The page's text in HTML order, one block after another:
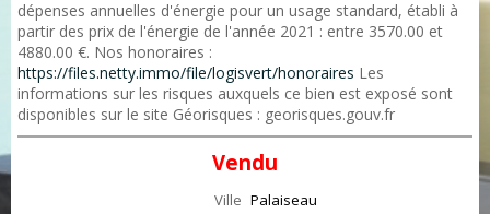
dépenses annuelles d'énergie pour un usage standard, établi à
partir des prix de l'énergie de l'année 2021 : entre 3570.00 et
4880.00 €. Nos honoraires :
https://files.netty.immo/file/logisvert/honoraires Les
informations sur les risques auxquels ce bien est exposé sont
disponibles sur le site Géorisques : georisques.gouv.fr
Vendu
Ville Palaiseau